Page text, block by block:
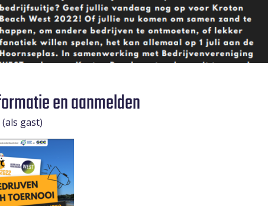
en aanmelden
gast)